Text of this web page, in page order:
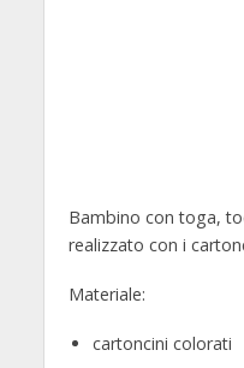
Bambino con toga,
realizzato con i
Materiale:
cartoncini colorati